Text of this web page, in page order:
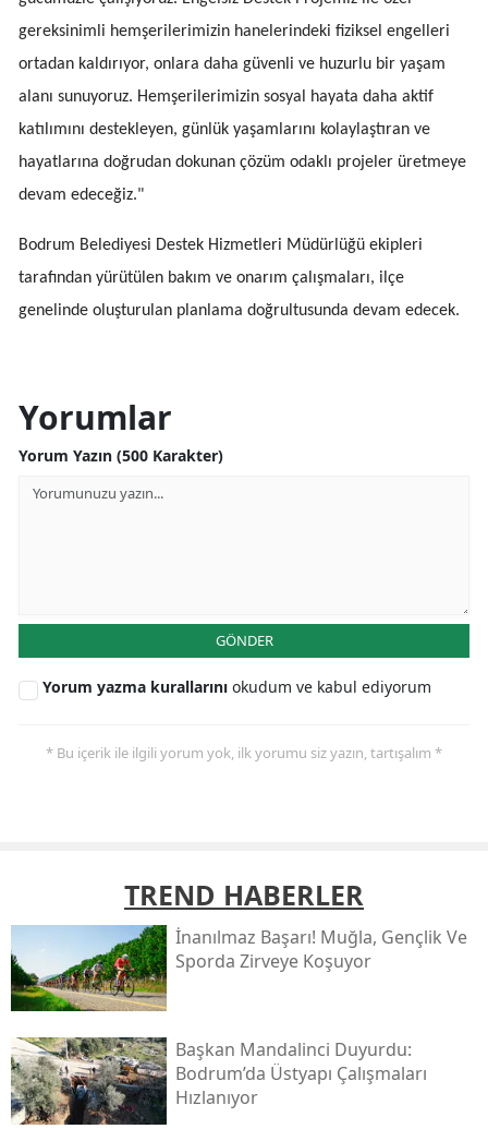
gereksinimli hemşerilerimizin hanelerindeki fiziksel engelleri
ortadan kaldırıyor, onlara daha güvenli ve huzurlu bir yaşam
alanı sunuyoruz. Hemşerilerimizin sosyal hayata daha aktif
katılımını destekleyen, günlük yaşamlarını kolaylaştıran ve
hayatlarına doğrudan dokunan çözüm odaklı projeler üretmeye
devam edeceğiz."
Bodrum Belediyesi Destek Hizmetleri Müdürlüğü ekipleri
tarafından yürütülen bakım ve onarım çalışmaları, ilçe
genelinde oluşturulan planlama doğrultusunda devam edecek.
Yorumlar
Yorum Yazın (500 Karakter)
GÖNDER
Yorum yazma kurallarını okudum ve kabul ediyorum
* Bu içerik ile ilgili yorum yok, ilk yorumu siz yazın, tartışalım *
TREND HABERLER
İnanılmaz Başarı! Muğla, Gençlik Ve
Sporda Zirveye Koşuyor
Başkan Mandalinci Duyurdu:
Bodrum’da Üstyapı Çalışmaları
Hızlanıyor